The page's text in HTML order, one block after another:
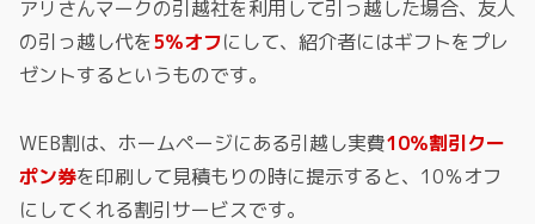
アリさんマークの引越社を利用して引っ越した場合、友人
の引っ越し代を5％オフにして、紹介者にはギフトをプレ
ゼントするというものです。
WEB割は、ホームページにある引越し実費10％割引クー
ポン券を印刷して見積もりの時に提示すると、10％オフ
にしてくれる割引サービスです。